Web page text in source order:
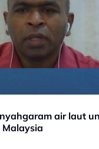
air laut